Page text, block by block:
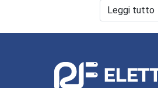
progetta e realizza
sicurezza e la protezione.
investire ogni anno gran parte
ricerca e sviluppo, non solo,
Leggi tutto